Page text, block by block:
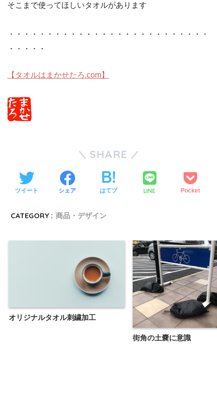
そこまで使ってほしいタオルがあります
・・・・・・・・・・・・・・・・・・・・・・・・・・
・・・・・
【タオルはまかせたろ.com】
SHARE
ツイート シェア はてブ LINE Pocket
CATEGORY : 商品・デザイン
オリジナルタオル刺繍加工
街角の土嚢に意識